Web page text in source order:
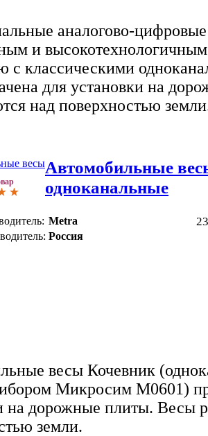
аналогово-
и
с классическими
для установки на
над поверхностью
Автомобильные
одноканальные
Metra
Россия
весы Кочевник
Микросим М0601)
на дорожные плиты. Весы
земли.